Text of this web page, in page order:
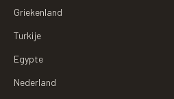
Griekenland
Turkije
Egypte
Nederland